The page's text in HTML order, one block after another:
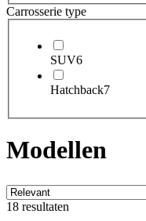
Carrosserie type
SUV6
Hatchback7
Modellen
18 resultaten